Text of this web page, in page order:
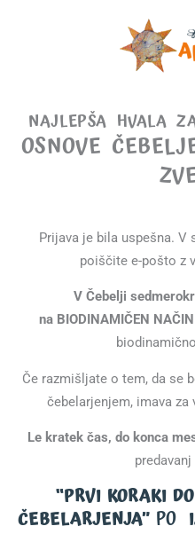
NAJLEPŠA HVALA
OSNOVE
Prijava je bila uspešna.
poiščite e-pošto z
V Čebelji
na BIODINAMIČEN NAČIN
Če razmišljate o tem, da se
čebelarjenjem, imava za
Le kratek čas, do konca
“PRVI KORAKI
ČEBELARJENJA” PO